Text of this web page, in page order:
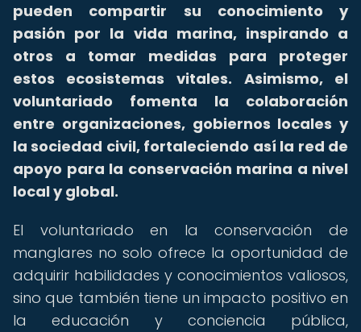
pueden compartir su conocimiento y
pasión por la vida marina, inspirando a
otros a tomar medidas para proteger
estos ecosistemas vitales.
Asimismo, el
voluntariado fomenta la colaboración
entre organizaciones, gobiernos locales y
la sociedad civil, fortaleciendo así la red de
apoyo para la conservación marina a nivel
local y global.
El voluntariado en la conservación de
manglares no solo ofrece la oportunidad de
adquirir habilidades y conocimientos valiosos,
sino que también tiene un impacto positivo en
la educación y conciencia pública,